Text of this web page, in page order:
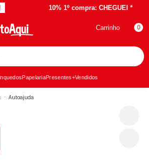
10% 1º compra: CHEGUEI *
Carrinho 0
PapelariaPresentes+Vendidos
Autoajuda